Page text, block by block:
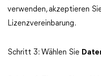
verwenden, akzeptieren
Lizenzvereinbarung.
Schritt 3: Wählen Sie